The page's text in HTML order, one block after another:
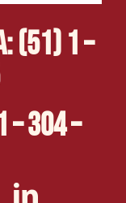
(51) 1 –
304 –